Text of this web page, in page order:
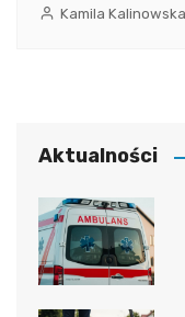
Kamila Kalinowska
Aktualności